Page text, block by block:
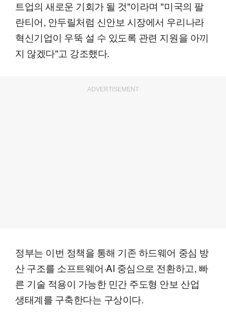
트업의 새로운 기회가 될 것"이라며 "미국의 팔
란티어, 안두릴처럼 신안보 시장에서 우리나라
혁신기업이 우뚝 설 수 있도록 관련 지원을 아끼
지 않겠다"고 강조했다.
ADVERTISEMENT
정부는 이번 정책을 통해 기존 하드웨어 중심 방
산 구조를 소프트웨어·AI 중심으로 전환하고, 빠
른 기술 적용이 가능한 민간 주도형 안보 산업
생태계를 구축한다는 구상이다.